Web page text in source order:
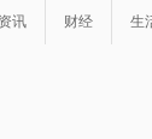
资讯 财经 生